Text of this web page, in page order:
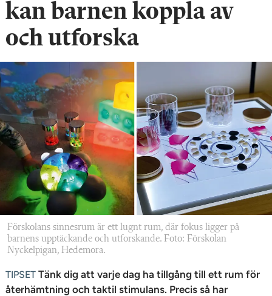
i
d
s
d
a
kan barnen koppla av
och utforska
Förskolans sinnesrum är ett lugnt rum, där fokus ligger på
barnens upptäckande och utforskande. Foto: Förskolan
Nyckelpigan, Hedemora.
TIPSET Tänk dig att varje dag ha tillgång till ett rum för
återhämtning och taktil stimulans. Precis så har